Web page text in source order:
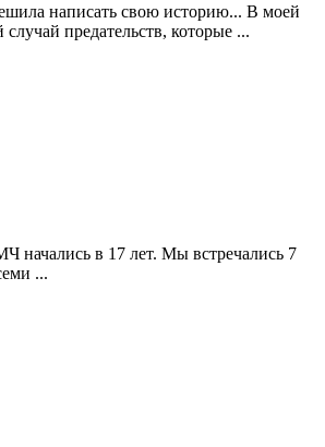
написать свою историю... В моей
предательств, которые ...
начались в 17 лет. Мы встречались 7
...